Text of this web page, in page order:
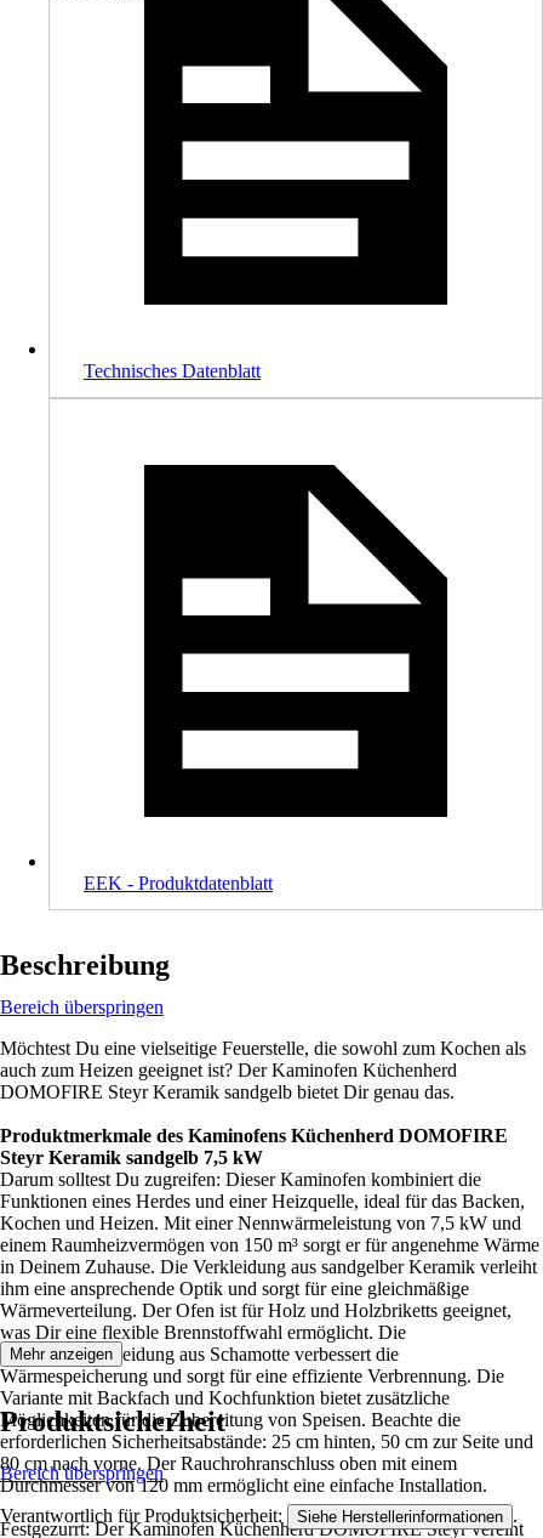
Technisches Datenblatt
EEK - Produktdatenblatt
Beschreibung
Bereich überspringen
Möchtest Du eine vielseitige Feuerstelle, die sowohl zum Kochen als
auch zum Heizen geeignet ist? Der Kaminofen Küchenherd
DOMOFIRE Steyr Keramik sandgelb bietet Dir genau das.
Produktmerkmale des Kaminofens Küchenherd DOMOFIRE
Steyr Keramik sandgelb 7,5 kW
Darum solltest Du zugreifen: Dieser Kaminofen kombiniert die
Funktionen eines Herdes und einer Heizquelle, ideal für das Backen,
Kochen und Heizen. Mit einer Nennwärmeleistung von 7,5 kW und
einem Raumheizvermögen von 150 m³ sorgt er für angenehme Wärme
in Deinem Zuhause. Die Verkleidung aus sandgelber Keramik verleiht
ihm eine ansprechende Optik und sorgt für eine gleichmäßige
Wärmeverteilung. Der Ofen ist für Holz und Holzbriketts geeignet,
was Dir eine flexible Brennstoffwahl ermöglicht. Die
Feuerraumauskleidung aus Schamotte verbessert die
Wärmespeicherung und sorgt für eine effiziente Verbrennung. Die
Variante mit Backfach und Kochfunktion bietet zusätzliche
Möglichkeiten für die Zubereitung von Speisen. Beachte die
erforderlichen Sicherheitsabstände: 25 cm hinten, 50 cm zur Seite und
80 cm nach vorne. Der Rauchrohranschluss oben mit einem
Durchmesser von 120 mm ermöglicht eine einfache Installation.
Festgezurrt: Der Kaminofen Küchenherd DOMOFIRE Steyr vereint
Mehr anzeigen
Produktsicherheit
Bereich überspringen
Verantwortlich für Produktsicherheit: Siehe Herstellerinformationen .